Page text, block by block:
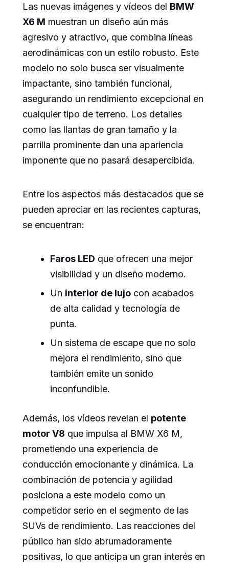
Las nuevas imágenes y vídeos del BMW
X6 M muestran un diseño aún más
agresivo y atractivo, que combina líneas
aerodinámicas con un estilo robusto. Este
modelo no solo busca ser visualmente
impactante, sino también funcional,
asegurando un rendimiento excepcional en
cualquier tipo de terreno. Los detalles
como las llantas de gran tamaño y la
parrilla prominente dan una apariencia
imponente que no pasará desapercibida.
Entre los aspectos más destacados que se
pueden apreciar en las recientes capturas,
se encuentran:
Faros LED que ofrecen una mejor
visibilidad y un diseño moderno.
Un interior de lujo con acabados
de alta calidad y tecnología de
punta.
Un sistema de escape que no solo
mejora el rendimiento, sino que
también emite un sonido
inconfundible.
Además, los vídeos revelan el potente
motor V8 que impulsa al BMW X6 M,
prometiendo una experiencia de
conducción emocionante y dinámica. La
combinación de potencia y agilidad
posiciona a este modelo como un
competidor serio en el segmento de las
SUVs de rendimiento. Las reacciones del
público han sido abrumadoramente
positivas, lo que anticipa un gran interés en